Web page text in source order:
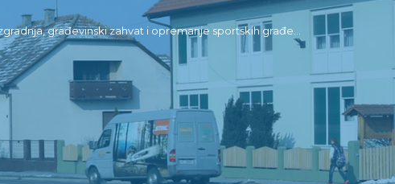
građevinski zahvat i opremanje sportskih građe...